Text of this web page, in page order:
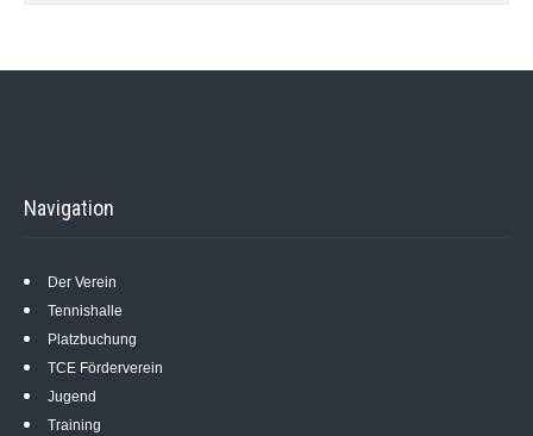
Navigation
Der Verein
Tennishalle
Platzbuchung
TCE Förderverein
Jugend
Training